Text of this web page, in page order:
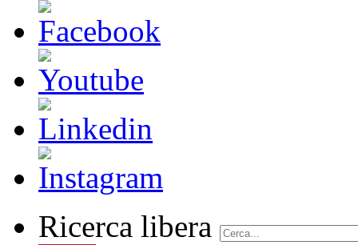
Ricerca libera